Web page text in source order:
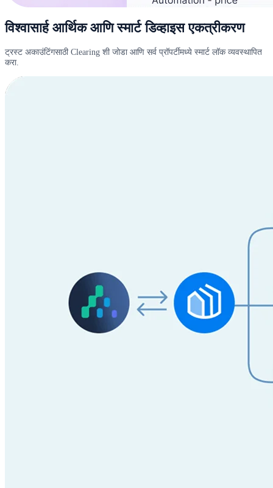
विश्वासार्ह आर्थिक आणि स्मार्ट डिव्हाइस एकत्रीकरण
ट्रस्ट अकाउंटिंगसाठी Clearing शी जोडा आणि सर्व प्रॉपर्टीमध्ये स्मार्ट लॉक व्यवस्थापित
करा.